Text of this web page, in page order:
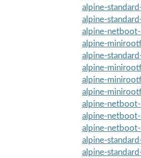
alpine-
alpine-
alpine-netboot-
alpine-
alpine-
alpine-
alpine-
alpine-
alpine-
alpine-
alpine-
alpine-
alpine-